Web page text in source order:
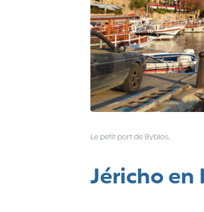
Le petit port de Byblos.
Jéricho